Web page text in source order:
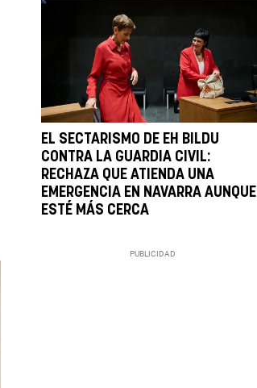
EL SECTARISMO DE EH BILDU
CONTRA LA GUARDIA CIVIL:
RECHAZA QUE ATIENDA UNA
EMERGENCIA EN NAVARRA AUNQUE
ESTÉ MÁS CERCA